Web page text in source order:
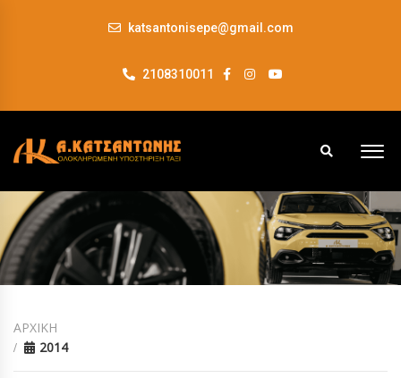
katsantonisepe@gmail.com
2108310011
ΑΡΧΙΚΗ
2014